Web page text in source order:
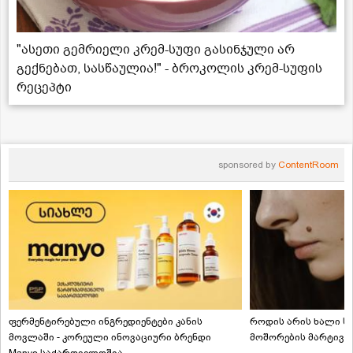
"ასეთი გემრიელი კრემ-სუფი გასინჯული არ
გექნებათ, სასწაულია!" - ბროკოლის კრემ-სუფის
რეცეპტი
sponsored by ContentRoom
ფერმენტირებული ინგრედიენტები კანის
მოვლაში - კორეული ინოვაციური ბრენდი
როდის არის ხალი
მოშორების